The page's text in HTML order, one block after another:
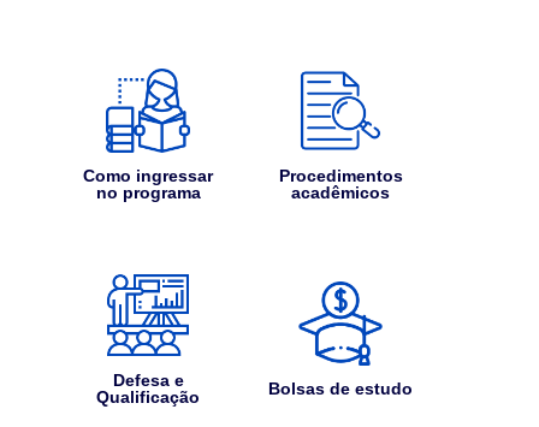
Como ingressar
no programa
Procedimentos
acadêmicos
Defesa e
Qualificação
Bolsas de estudo